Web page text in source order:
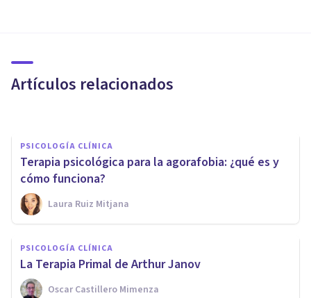
Artículos relacionados
causas y tratamiento
PSICOLOGÍA CLÍNICA
Terapia psicológica para la agorafobia: ¿qué es y
cómo funciona?
Laura Ruiz Mitjana
PSICOLOGÍA CLÍNICA
​La Terapia Primal de Arthur Janov
Oscar Castillero Mimenza
PSICOLOGÍA CLÍNICA
Tipos de terapia cognitiva: qué
son y cuáles son sus
características